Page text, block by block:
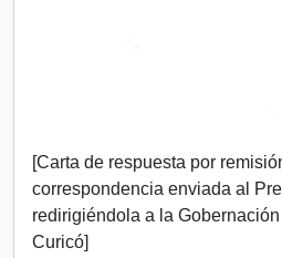
[Carta de respuesta por
correspondencia enviada al
redirigiéndola a la
Curicó]